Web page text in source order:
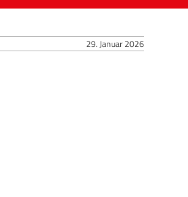
29. Januar 2026